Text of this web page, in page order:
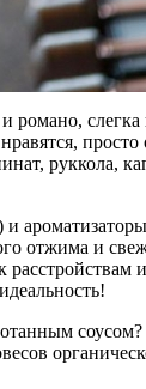
романо,
руккола,
отжима и